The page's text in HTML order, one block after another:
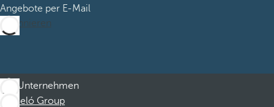
Angebote per E-Mail
Abonnieren
Unternehmen
Barceló Group